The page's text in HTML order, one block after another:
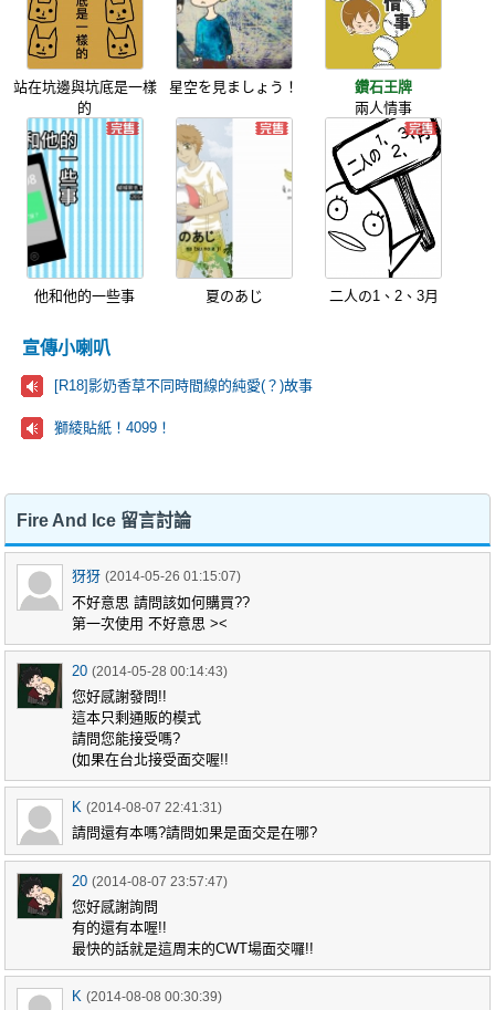
站在坑邊與坑底是一樣
的
星空を見ましょう！
鑽石王牌
兩人情事
他和他的一些事 夏のあじ 二人の1、2、3月
宣傳小喇叭
[R18]影奶香草不同時間線的純愛(？)故事
獅綾貼紙！4099！
Fire And Ice 留言討論
犽犽 (2014-05-26 01:15:07)
不好意思 請問該如何購買??
第一次使用 不好意思 ><
20 (2014-05-28 00:14:43)
您好感謝發問!!
這本只剩通販的模式
請問您能接受嗎?
(如果在台北接受面交喔!!
K (2014-08-07 22:41:31)
請問還有本嗎?請問如果是面交是在哪?
20 (2014-08-07 23:57:47)
您好感謝詢問
有的還有本喔!!
最快的話就是這周末的CWT場面交囉!!
K (2014-08-08 00:30:39)